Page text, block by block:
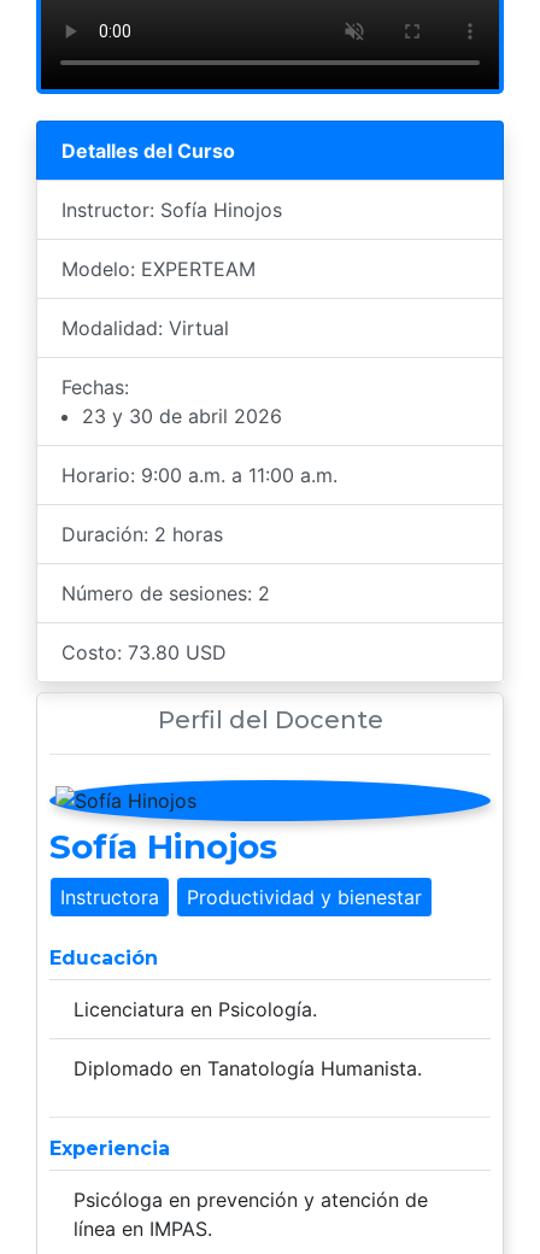
Detalles del Curso
Instructor: Sofía Hinojos
Modelo: EXPERTEAM
Modalidad: Virtual
Fechas:
23 y 30 de abril 2026
Horario: 9:00 a.m. a 11:00 a.m.
Duración: 2 horas
Número de sesiones: 2
Costo: 73.80 USD
Perfil del Docente
Sofía Hinojos
Instructora Productividad y bienestar
Educación
Licenciatura en Psicología.
Diplomado en Tanatología Humanista.
Experiencia
Psicóloga en prevención y atención de
línea en IMPAS.